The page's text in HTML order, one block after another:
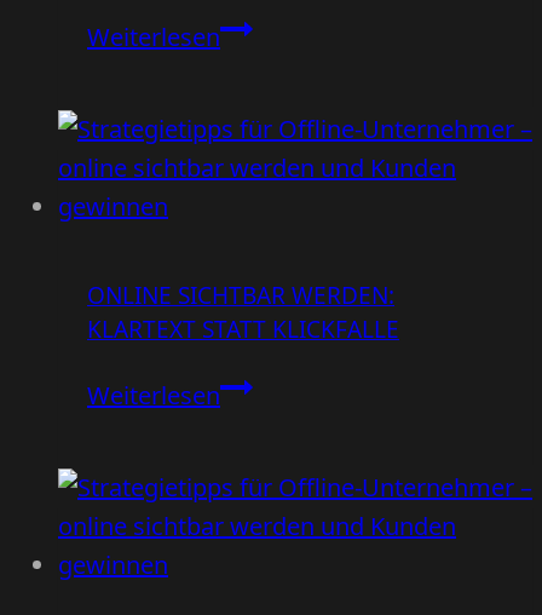
Imposter-
Syndrom
viele
Gesichter
WeiterlesenSichtbar
Google
–
ohne
SEO-
Stress
ONLINE SICHTBAR WERDEN:
KLARTEXT STATT KLICKFALLE
WeiterlesenOnline
Klartext
statt